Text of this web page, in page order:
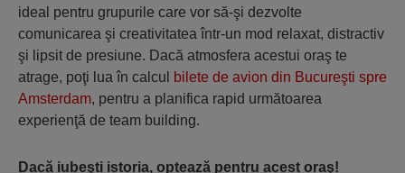
ideal pentru grupurile care vor să-şi dezvolte
comunicarea şi creativitatea într-un mod relaxat, distractiv
şi lipsit de presiune. Dacă atmosfera acestui oraş te
atrage, poţi lua în calcul
bilete de avion din Bucureşti spre
Amsterdam, pentru a planifica rapid următoarea
experienţă de team building.
Dacă iubeşti istoria, optează pentru acest oraş!